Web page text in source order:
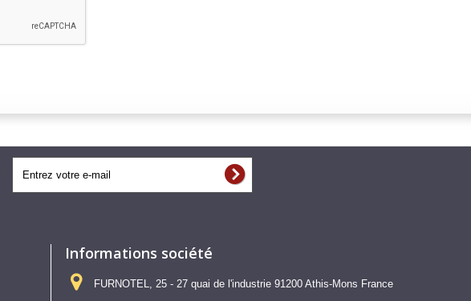
Informations société
FURNOTEL, 25 - 27 quai de l'industrie 91200 Athis-Mons France